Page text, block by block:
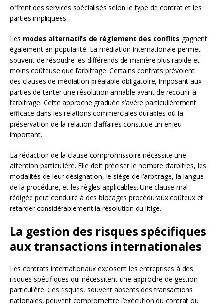
offrent des services spécialisés selon le type de contrat et les
parties impliquées.
Les modes alternatifs de règlement des conflits gagnent
également en popularité. La médiation internationale permet
souvent de résoudre les différends de manière plus rapide et
moins coûteuse que l’arbitrage. Certains contrats prévoient
des clauses de médiation préalable obligatoire, imposant aux
parties de tenter une résolution amiable avant de recourir à
l’arbitrage. Cette approche graduée s’avère particulièrement
efficace dans les relations commerciales durables où la
préservation de la relation d’affaires constitue un enjeu
important.
La rédaction de la clause compromissoire nécessite une
attention particulière. Elle doit préciser le nombre d’arbitres, les
modalités de leur désignation, le siège de l’arbitrage, la langue
de la procédure, et les règles applicables. Une clause mal
rédigée peut conduire à des blocages procéduraux coûteux et
retarder considérablement la résolution du litige.
La gestion des risques spécifiques
aux transactions internationales
Les contrats internationaux exposent les entreprises à des
risques spécifiques qui nécessitent une approche de gestion
particulière. Ces risques, souvent absents des transactions
nationales, peuvent compromettre l’exécution du contrat ou